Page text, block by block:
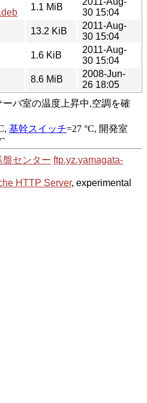
1.1 MiB
30 15:04
13.2 KiB
2011-Aug-
30 15:04
1.6 KiB
2011-Aug-
30 15:04
8.6 MiB
2008-Jun-
26 18:05
盤センター ftp.yz.yamagata-
HTTP Server, experimental